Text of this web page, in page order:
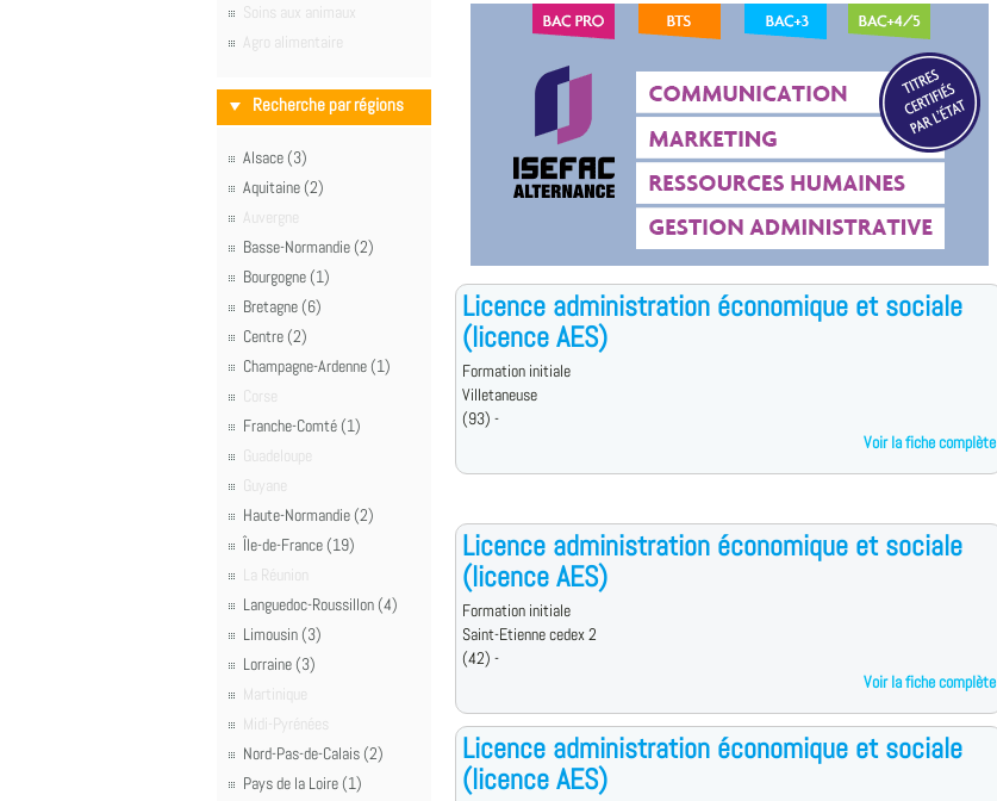
Soins aux animaux
Agro alimentaire
Recherche par régions
Alsace (3)
Aquitaine (2)
Auvergne
Basse-Normandie (2)
Bourgogne (1)
Bretagne (6)
Centre (2)
Champagne-Ardenne (1)
Corse
Franche-Comté (1)
Guadeloupe
Guyane
Haute-Normandie (2)
Île-de-France (19)
La Réunion
Languedoc-Roussillon (4)
Limousin (3)
Lorraine (3)
Martinique
Midi-Pyrénées
Nord-Pas-de-Calais (2)
Pays de la Loire (1)
Licence administration économique et sociale
(licence AES)
Formation initiale
Villetaneuse
(93) -
Voir la fiche complète
Licence administration économique et sociale
(licence AES)
Formation initiale
Saint-Etienne cedex 2
(42) -
Voir la fiche complète
Licence administration économique et sociale
(licence AES)